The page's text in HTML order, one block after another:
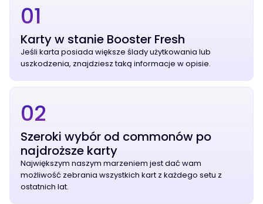
01
Karty w stanie Booster Fresh
Jeśli karta posiada większe ślady użytkowania lub
uszkodzenia, znajdziesz taką informacje w opisie.
02
Szeroki wybór od commonów po
najdroższe karty
Największym naszym marzeniem jest dać wam
możliwość zebrania wszystkich kart z każdego setu z
ostatnich lat.